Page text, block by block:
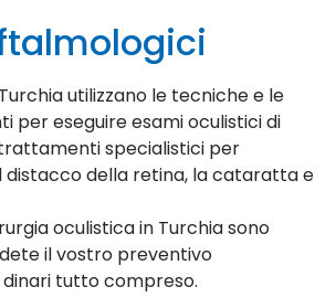
utilizzano le tecniche e le
per eseguire esami oculistici di
specialistici per
distacco della retina, la cataratta e
oculistica in Turchia sono
il vostro preventivo
tutto compreso.